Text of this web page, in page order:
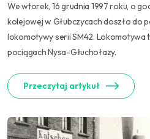
We wtorek, 16 grudnia 1997 roku, o
kolejowej w Głubczycach doszło do
lokomotywy serii SM42. Lokomotywa
pociągach Nysa-Głuchołazy.
Przeczytaj artykuł